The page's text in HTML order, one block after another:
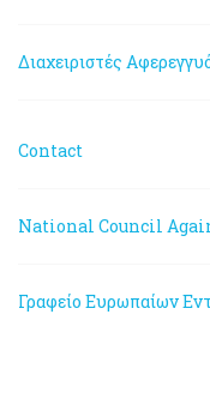
Διαχειριστές
Contact
National Council
Γραφείο Ευρωπαίων